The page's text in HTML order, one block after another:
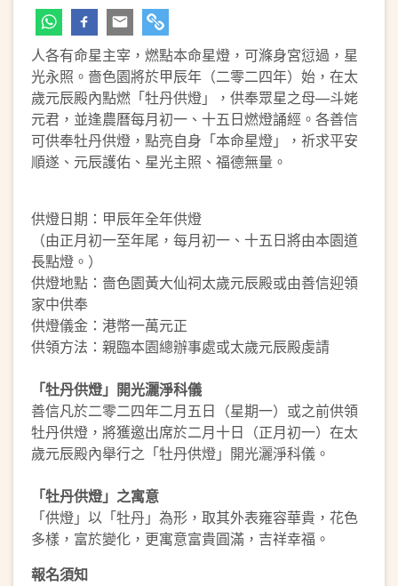
人各有命星主宰，燃點本命星燈，可滌身宮愆過，星
光永照。嗇色園將於甲辰年（二零二四年）始，在太
歲元辰殿內點燃「牡丹供燈」，供奉眾星之母—斗姥
元君，並逢農曆每月初一、十五日燃燈誦經。各善信
可供奉牡丹供燈，點亮自身「本命星燈」，祈求平安
順遂、元辰護佑、星光主照、福德無量。
供燈日期：甲辰年全年供燈
（由正月初一至年尾，每月初一、十五日將由本園道
長點燈。）
供燈地點：嗇色園黃大仙祠太歲元辰殿或由善信迎領
家中供奉
供燈儀金：港幣一萬元正
供領方法：親臨本園總辦事處或太歲元辰殿虔請
「牡丹供燈」開光灑淨科儀
善信凡於二零二四年二月五日（星期一）或之前供領
牡丹供燈，將獲邀出席於二月十日（正月初一）在太
歲元辰殿內舉行之「牡丹供燈」開光灑淨科儀。
「牡丹供燈」之寓意
「供燈」以「牡丹」為形，取其外表雍容華貴，花色
多樣，富於變化，更寓意富貴圓滿，吉祥幸福。
報名須知